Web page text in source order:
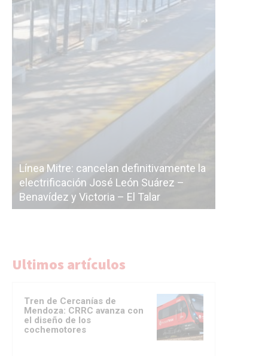
La Ciudad vuelve a postergar la
licitación de la línea F
Ultimos artículos
Tren de Cercanías de
Mendoza: CRRC avanza con
el diseño de los
cochemotores